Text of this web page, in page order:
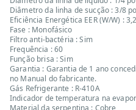
Diâmetro da linha de sucção : 3/8
Eficiência Energética EER (W/W) :
Fase : Monofásico
Filtro anti-bactéria : Sim
Frequência : 60
Função brisa : Sim
Garantia : Garantia de 1 ano
no Manual do fabricante.
Gás Refrigerante : R-410A
Indicador de temperatura na
Material da serpentina : Cobre